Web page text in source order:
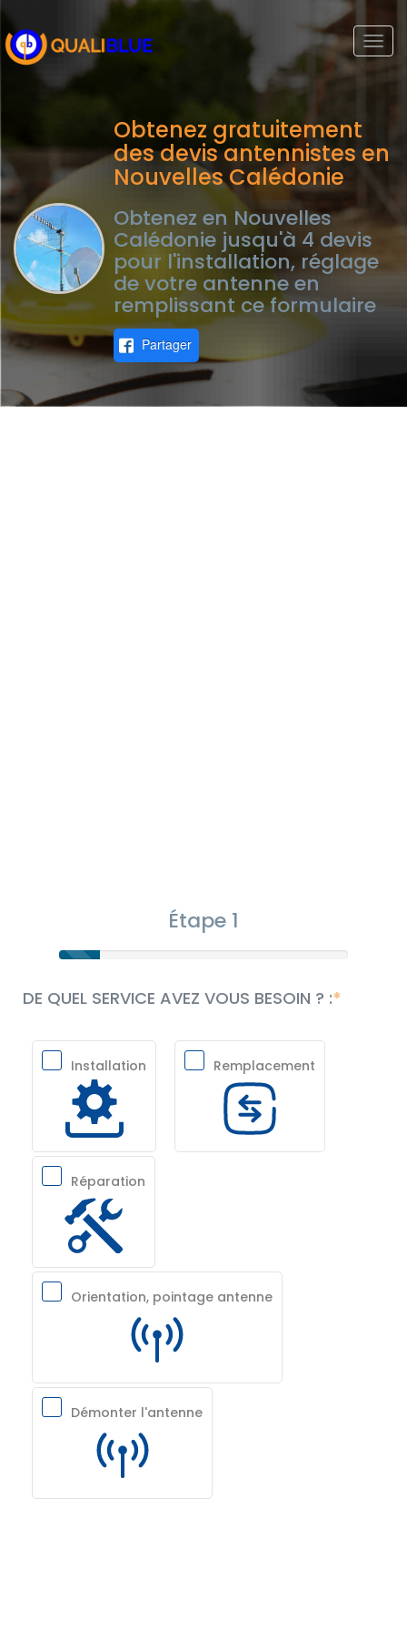
Obtenez gratuitement
des devis antennistes en
Nouvelles Calédonie
Obtenez en Nouvelles
Calédonie jusqu'à 4 devis
pour l'installation, réglage
de votre antenne en
remplissant ce formulaire
Partager
Étape 1
DE QUEL SERVICE AVEZ VOUS BESOIN ? :
Installation Remplacement
Réparation
Orientation, pointage antenne
Démonter l'antenne